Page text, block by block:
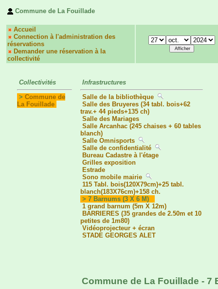
Commune de La Fouillade
Accueil
Connection à l'administration des
réservations
Demander une réservation à la
collectivité
Collectivités
> Commune de
La Fouillade
Infrastructures
Salle de la bibliothèque
Salle des Bruyeres (34 tabl. bois+62
trav.+ 44 pieds+135 ch)
Salle des Mariages
Salle Arcanhac (245 chaises + 60 tables
blanch)
Salle Omnisports
Salle de confidentialité
Bureau Cadastre à l'étage
Grilles exposition
Estrade
Sono mobile mairie
115 Tabl. bois(120X79cm)+25 tabl.
blanch(183X76cm)+158 ch.
> 7 Barnums (3 X 6 M)
1 grand barnum (5m X 12m)
BARRIERES (35 grandes de 2.50m et 10
petites de 1m80)
Vidéoprojecteur + écran
STADE GEORGES ALET
Commune de La Fouillade - 7